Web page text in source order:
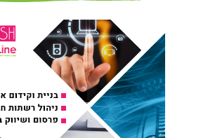
כובשת את השטח
הדרכה מוצלח